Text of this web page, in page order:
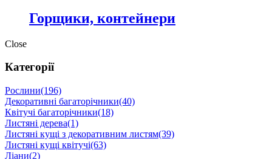
Горщики, контейнери
Close
Категорії
Рослини(196)
Декоративні багаторічники(40)
Квітучі багаторічники(18)
Листяні дерева(1)
Листяні кущі з декоративним листям(39)
Листяні кущі квітучі(63)
Ліани(2)